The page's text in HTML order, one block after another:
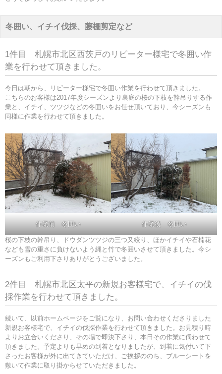
冬囲い、イチイ伐採、藤棚剪定など
1件目 札幌市北区西茨戸のリピーター様宅で冬囲い作
業を行わせて頂きました。
今日は朝から、リピーター様宅で冬囲い作業を行わせて頂きました。
こちらのお客様は2017年度シーズンより裏庭の桜の下枝を幹吊りする作
業と、イチイ、ツツジなどの冬囲いをお任せ頂いており、今シーズンも
同様に作業を行わせて頂きました。
作業前 冬囲い 作業後 冬囲い
桜の下枝の幹吊り、ドウダンツツジの三つ又絞り、ほかイチイや石楠花
なども雪の重さに負けないよう縄と竹で冬囲いさせて頂きました。今シ
ーズンもご利用下さりありがとうございました。
2件目 札幌市北区太平の新規お客様宅で、イチイの伐
採作業を行わせて頂きました。
続いて、以前ホームページをご覧になり、お問い合わせくださりました
新規お客様宅で、イチイの伐採作業を行わせて頂きました。お見積り時
よりお立合いくださり、その場で即決下さり、本日その作業に伺わせて
頂きました。予定よりも早めの到着となりましたが、到着に気付いて下
さったお客様が外に出てきていただけ、ご挨拶ののち、ブルーシートを
敷いて作業に取り掛からせていただきました。